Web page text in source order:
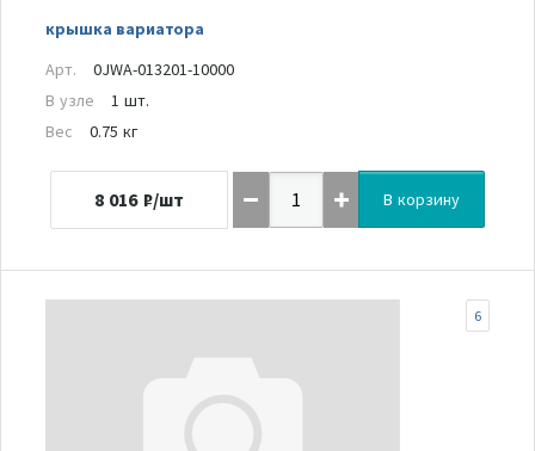
крышка вариатора
Арт.
0JWA-013201-10000
В узле
1 шт.
Вес
0.75 кг
8 016 ₽/шт В корзину
6